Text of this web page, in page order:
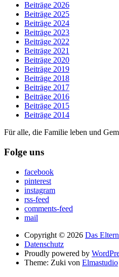
Beiträge 2026
Beiträge 2025
Beiträge 2024
Beiträge 2023
Beiträge 2022
Beiträge 2021
Beiträge 2020
Beiträge 2019
Beiträge 2018
Beiträge 2017
Beiträge 2016
Beiträge 2015
Beiträge 2014
Für alle, die Familie leben und
Folge uns
facebook
pinterest
instagram
rss-feed
comments-feed
mail
Copyright © 2026 Das
Datenschutz
Proudly powered by
Theme: Zuki von Elmastudio